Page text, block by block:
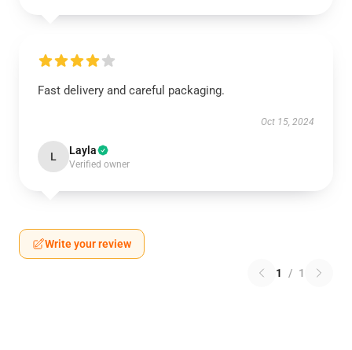
Fast delivery and careful packaging.
Oct 15, 2024
L Layla
Verified owner
Write your review
1 / 1